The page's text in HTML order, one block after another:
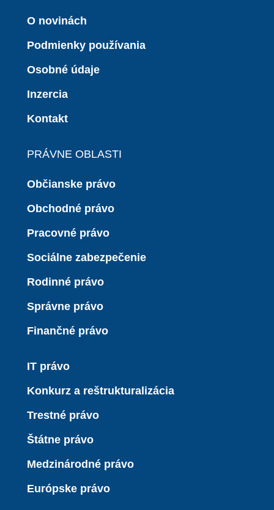
O novinách
Podmienky používania
Osobné údaje
Inzercia
Kontakt
PRÁVNE OBLASTI
Občianske právo
Obchodné právo
Pracovné právo
Sociálne zabezpečenie
Rodinné právo
Správne právo
Finančné právo
IT právo
Konkurz a reštrukturalizácia
Trestné právo
Štátne právo
Medzinárodné právo
Európske právo